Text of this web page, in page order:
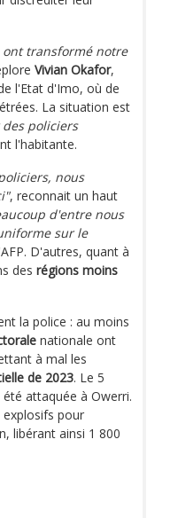
transformé notre
Vivian Okafor,
l'Etat d'Imo, où de
La situation est
policiers
l'habitante.
nous
, reconnait un haut
d'entre nous
sur le
D'autres, quant à
des régions moins
la police : au moins
nationale ont
à mal les
de 2023. Le 5
attaquée à Owerri.
pour
libérant ainsi 1 800